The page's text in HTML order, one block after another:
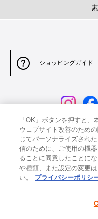
ショッピングガイド
サイトポリシー
並行輸入品について
返品について
「OK」ボタンを押すと、
ウェブサイト改善のため
じてパーソナライズされ
信のために、ご使用の機
ることに同意したことに
や種類、また設定の変更
い。
プライバシーポリシ